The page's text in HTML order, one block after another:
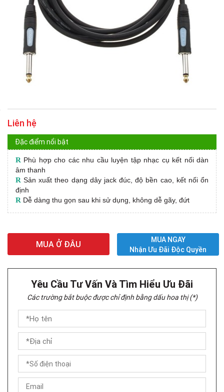
Liên hệ
Đặc điểm nổi bật
R Phù hợp cho các nhu cầu luyện tập nhạc cụ kết nối dàn
âm thanh
R Sản xuất theo dạng dây jack đúc, độ bền cao, kết nối ổn
định
R Dễ dàng thu gọn sau khi sử dụng, không dễ gãy, đứt
MUA Ở ĐÂU
MUA NGAY
Nhận Ưu Đãi Độc Quyền
Yêu Cầu Tư Vấn Và Tìm Hiểu Ưu Đãi
Các trường bắt buộc được chỉ định bằng dấu hoa thị (*)